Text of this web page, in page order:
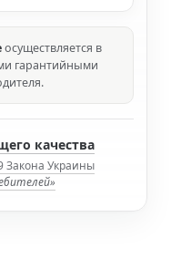
осуществляется в
гарантийными
качества
Закона Украины